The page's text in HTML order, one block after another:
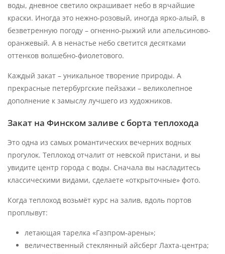
воды, дневное светило окрашивает небо в ярчайшие
краски. Иногда это нежно-розовый, иногда ярко-алый, в
безветренную погоду – огненно-рыжий или апельсиново-
оранжевый. А в ненастье небо светится десятками
оттенков волшебно-фиолетового.
Каждый закат – уникальное творение природы. А
прекрасные петербургские пейзажи – великолепное
дополнение к замыслу лучшего из художников.
Закат на Финском заливе с борта теплохода
Это одна из самых романтических вечерних водных
прогулок. Теплоход отчалит от невской пристани, и вы
увидите центр города с воды. Сначала вы насладитесь
классическими видами, сделаете «открыточные» фото.
Когда теплоход возьмёт курс на залив, вдоль портов
проплывут:
летающая тарелка «Газпром-арены»;
величественный стеклянный айсберг Лахта-центра;